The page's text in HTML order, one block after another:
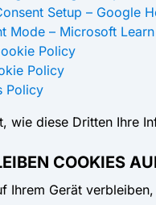
Setup – Google
Mode – Microsoft Learn
Policy
Policy
Policy
wie diese Dritten Ihre
COOKIES
Ihrem Gerät